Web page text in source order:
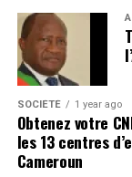
SOCIÉTÉ 1 year ago
Obtenez votre
les 13 centres
Cameroun